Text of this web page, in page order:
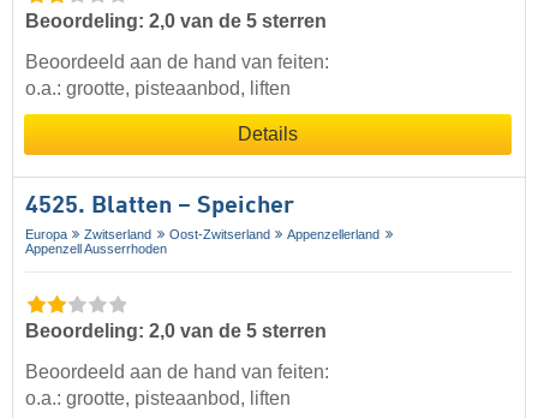
Beoordeling: 2,0 van de 5 sterren
Beoordeeld aan de hand van feiten:
o.a.: grootte, pisteaanbod, liften
Details
4525. Blatten – Speicher
Europa Zwitserland Oost-Zwitserland
Appenzellerland
Appenzell Ausserrhoden
Beoordeling: 2,0 van de 5 sterren
Beoordeeld aan de hand van feiten:
o.a.: grootte, pisteaanbod, liften